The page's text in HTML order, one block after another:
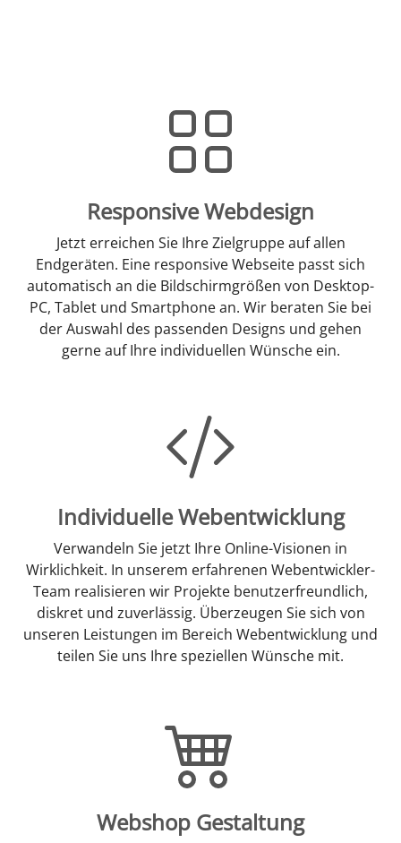
Responsive Webdesign
Jetzt erreichen Sie Ihre Zielgruppe auf allen
Endgeräten. Eine responsive Webseite passt sich
automatisch an die Bildschirmgrößen von Desktop-
PC, Tablet und Smartphone an. Wir beraten Sie bei
der Auswahl des passenden Designs und gehen
gerne auf Ihre individuellen Wünsche ein.
Individuelle Webentwicklung
Verwandeln Sie jetzt Ihre Online-Visionen in
Wirklichkeit. In unserem erfahrenen Webentwickler-
Team realisieren wir Projekte benutzerfreundlich,
diskret und zuverlässig. Überzeugen Sie sich von
unseren Leistungen im Bereich Webentwicklung und
teilen Sie uns Ihre speziellen Wünsche mit.
Webshop Gestaltung